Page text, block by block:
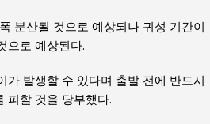
분산될 것으로 예상되나 귀성 기간이
으로 예상된다.
발생할 수 있다며 출발 전에 반드시
피할 것을 당부했다.